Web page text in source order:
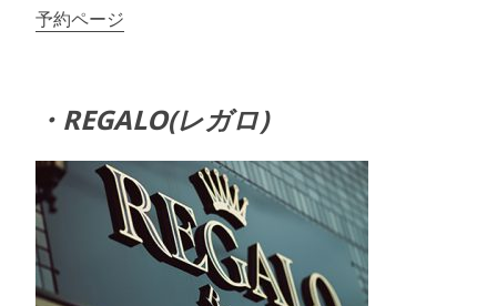
予約ページ
・REGALO(レガロ)